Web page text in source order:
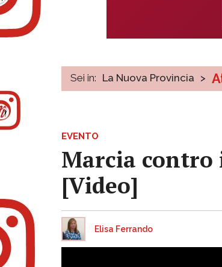
Sei in: La Nuova Provincia >
EVENTO
Marcia contro
[Video]
Elisa Ferrando